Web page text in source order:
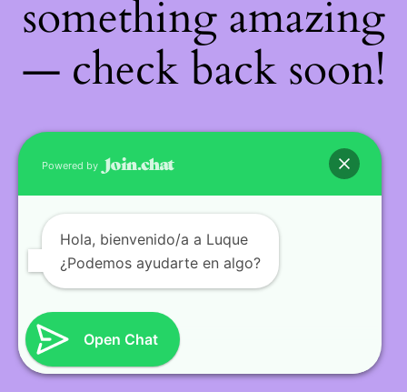
something amazing
— check back soon!
Powered by
Hola, bienvenido/a a Luque
¿Podemos ayudarte en algo?
Open Chat